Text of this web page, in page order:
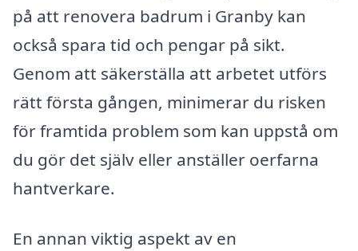
på att renovera badrum i Granby kan
också spara tid och pengar på sikt.
Genom att säkerställa att arbetet utförs
rätt första gången, minimerar du risken
för framtida problem som kan uppstå om
du gör det själv eller anställer oerfarna
hantverkare.
En annan viktig aspekt av en